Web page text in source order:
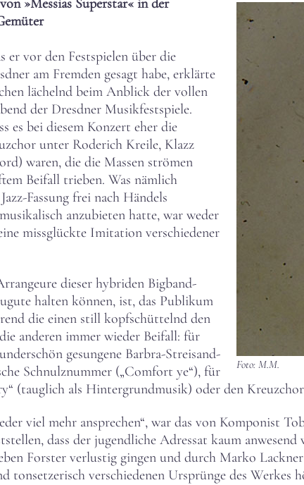
Foto: M.M.
»Messias Superstar« in der
er vor den Festspielen über die
am Fremden gesagt habe, erklärte
lächelnd beim Anblick der vollen
der Dresdner Musikfestspiele.
es bei diesem Konzert eher die
unter Roderich Kreile, Klazz
waren, die die Massen strömen
Beifall trieben. Was nämlich
Fassung frei nach Händels
anzubieten hatte, war weder
missglückte Imitation verschiedener
dieser hybriden Bigband-
halten können, ist, das Publikum
die einen still kopfschüttelnd den
anderen immer wieder Beifall: für
gesungene Barbra-Streisand-
Schnulznummer („Comfort ye“), für
(tauglich als Hintergrundmusik) oder den
viel mehr ansprechen“, war das von Komponist
dass der jugendliche Adressat kaum
Forster verlustig gingen und durch Marko
tonsetzerisch verschiedenen Ursprünge des Werkes